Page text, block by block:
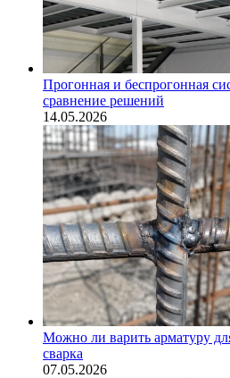
Прогонная и беспрогонная
сравнение решений
14.05.2026
Можно ли варить арматуру
сварка
07.05.2026